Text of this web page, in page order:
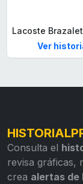
Ver
Consulta el
revisa gráficas,
crea alertas de